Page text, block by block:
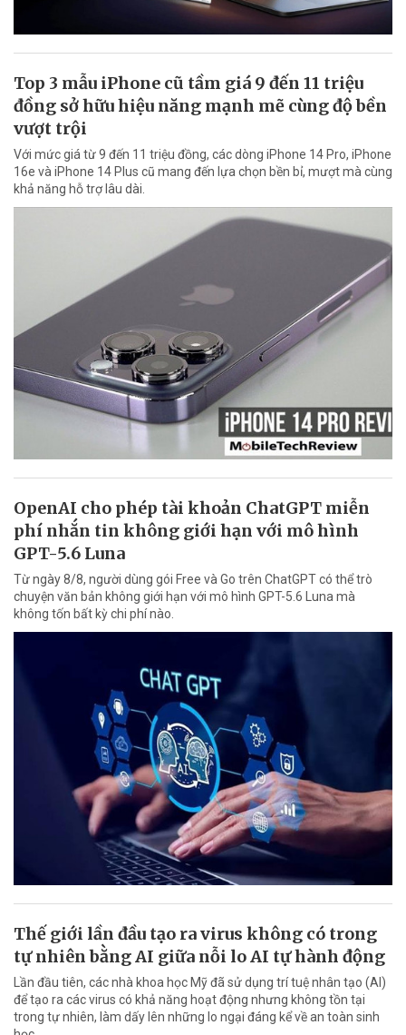
Top 3 mẫu iPhone cũ tầm giá 9 đến 11 triệu
đồng sở hữu hiệu năng mạnh mẽ cùng độ bền
vượt trội
Với mức giá từ 9 đến 11 triệu đồng, các dòng iPhone 14 Pro, iPhone
16e và iPhone 14 Plus cũ mang đến lựa chọn bền bỉ, mượt mà cùng
khả năng hỗ trợ lâu dài.
OpenAI cho phép tài khoản ChatGPT miễn
phí nhắn tin không giới hạn với mô hình
GPT-5.6 Luna
Từ ngày 8/8, người dùng gói Free và Go trên ChatGPT có thể trò
chuyện văn bản không giới hạn với mô hình GPT-5.6 Luna mà
không tốn bất kỳ chi phí nào.
Thế giới lần đầu tạo ra virus không có trong
tự nhiên bằng AI giữa nỗi lo AI tự hành động
Lần đầu tiên, các nhà khoa học Mỹ đã sử dụng trí tuệ nhân tạo (AI)
để tạo ra các virus có khả năng hoạt động nhưng không tồn tại
trong tự nhiên, làm dấy lên những lo ngại đáng kể về an toàn sinh